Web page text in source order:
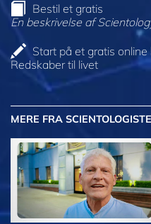
Bestil et gratis
En beskrivelse af
Start på et gratis
Redskaber til livet
MERE FRA